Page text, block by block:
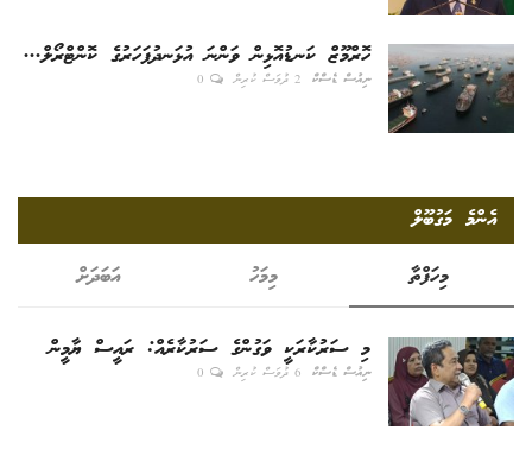
ހޮރްމޫޒް ކަނޑުއޮޅިން ވަންނަ އުޅަނދުފަހަރުގެ ކޮންޓްރޯލް...
ނިއުސް ޑެސްކް 2 ދުވަސް ކުރިން 0
އެންމެ މަގުބޫލް
މިހަފްތާ
މިމަހު އަބަދަށް
މި ސަރުކާރަކީ ވަގުންގެ ސަރުކާރެއް: ރައީސް ޔާމީން
ނިއުސް ޑެސްކް 6 ދުވަސް ކުރިން 0